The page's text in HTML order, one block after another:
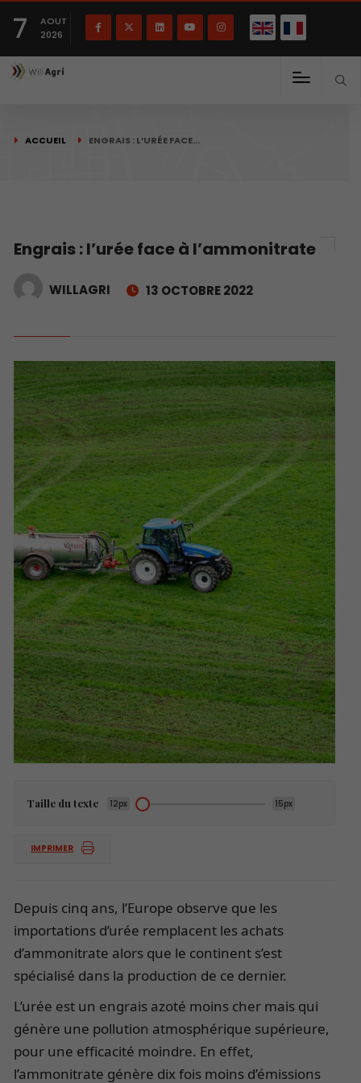
7
AOUT
2026
ACCUEIL ENGRAIS : L’URÉE FACE…
Engrais : l’urée face à l’ammonitrate
WILLAGRI 13 OCTOBRE 2022
Taille du texte 12px 15px
IMPRIMER
Depuis cinq ans, l’Europe observe que les
importations d’urée remplacent les achats
d’ammonitrate alors que le continent s’est
spécialisé dans la production de ce dernier.
L’urée est un engrais azoté moins cher mais qui
génère une pollution atmosphérique supérieure,
pour une efficacité moindre. En effet,
l’ammonitrate génère dix fois moins d’émissions
Français English(English)